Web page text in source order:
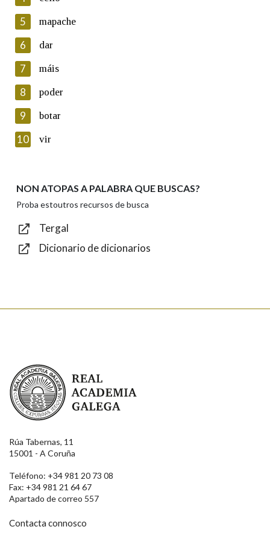
Lin e acepto as condicións da política de
Introduce o código que aparece na imaxe:
Texto de verificación
Enviar
5 mapache
6 dar
7 máis
8 poder
9 botar
10 vir
NON ATOPAS A PALABRA QUE BUSCAS?
Proba estoutros recursos de busca
Tergal
Dicionario de dicionarios
Real Academia Galega
Rúa Tabernas, 11
15001 - A Coruña
Teléfono: +34 981 20 73 08
Fax: +34 981 21 64 67
Apartado de correo 557
Contacta connosco